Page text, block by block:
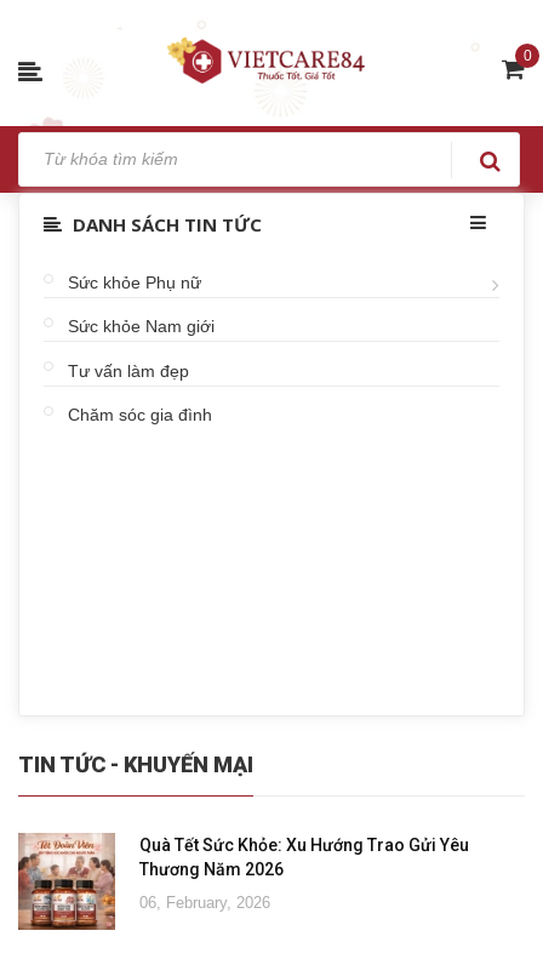
0
DANH SÁCH TIN TỨC
Sức khỏe Phụ nữ
Sức khỏe Nam giới
Tư vấn làm đẹp
Chăm sóc gia đình
TIN TỨC - KHUYẾN MẠI
Quà Tết Sức Khỏe: Xu Hướng Trao Gửi Yêu
Thương Năm 2026
06, February, 2026